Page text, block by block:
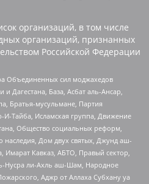
организаций, в том числе
организаций, признанных
Российской Федерации
Объединенных сил моджахедов
Дагестана, База, Асбат аль-Ансар,
Братья-мусульмане, Партия
Тайба, Исламская группа, Движение
Общество социальных реформ,
наследия, Дом двух святых, Джунд аш-
Имарат Кавказ, АБТО, Правый сектор,
Нусра ли-Ахль аш-Шам, Народное
Аджр от Аллаха Субхану уа